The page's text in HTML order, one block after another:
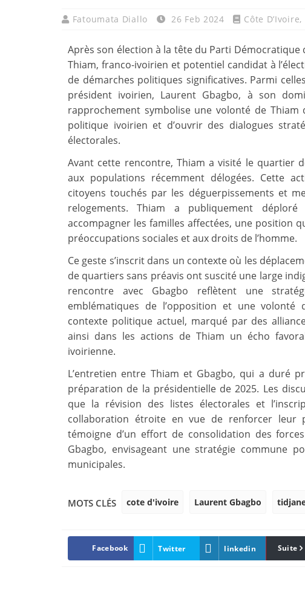
Fatoumata Diallo 26 Feb 2024 Côte D’Ivoire,
Après son élection à la tête du Parti Démocratique
Thiam, franco-ivoirien et potentiel candidat à
de démarches politiques significatives. Parmi
président ivoirien, Laurent Gbagbo, à son
rapprochement symbolise une volonté de
politique ivoirien et d’ouvrir des dialogues
électorales.
Avant cette rencontre, Thiam a visité le quartier
aux populations récemment délogées. Cette
citoyens touchés par les déguerpissements et
relogements. Thiam a publiquement
accompagner les familles affectées, une position
préoccupations sociales et aux droits de l’homme.
Ce geste s’inscrit dans un contexte où les
de quartiers sans préavis ont suscité une large
rencontre avec Gbagbo reflètent une
emblématiques de l’opposition et une volonté
contexte politique actuel, marqué par des
ainsi dans les actions de Thiam un écho
ivoirienne.
L’entretien entre Thiam et Gbagbo, qui a duré
préparation de la présidentielle de 2025. Les
que la révision des listes électorales et
collaboration étroite en vue de renforcer leur
témoigne d’un effort de consolidation des
Gbagbo, envisageant une stratégie commune
municipales.
MOTS CLÉS cote d'ivoire Laurent Gbagbo
Facebook Twitter linkedin Suite